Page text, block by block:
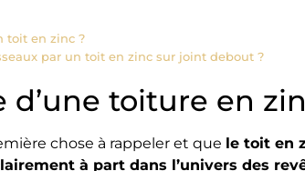
toit en zinc ?
par un toit en zinc sur joint debout ?
d’une toiture en
chose à rappeler et que le toit en
à part dans l’univers des